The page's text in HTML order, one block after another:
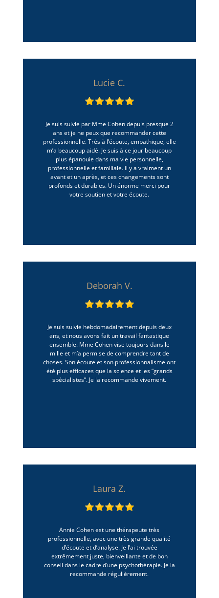
Lucie C.
Je suis suivie par Mme Cohen depuis presque 2
ans et je ne peux que recommander cette
professionnelle. Très à l’écoute, empathique, elle
m’a beaucoup aidé. Je suis à ce jour beaucoup
plus épanouie dans ma vie personnelle,
professionnelle et familiale. Il y a vraiment un
avant et un après, et ces changements sont
profonds et durables. Un énorme merci pour
votre soutien et votre écoute.
Deborah V.
Je suis suivie hebdomadairement depuis deux
ans, et nous avons fait un travail fantastique
ensemble. Mme Cohen vise toujours dans le
mille et m’a permise de comprendre tant de
choses. Son écoute et son professionnalisme ont
été plus efficaces que la science et les “grands
spécialistes”. Je la recommande vivement.
Laura Z.
Annie Cohen est une thérapeute très
professionnelle, avec une très grande qualité
d’écoute et d’analyse. Je l’ai trouvée
extrêmement juste, bienveillante et de bon
conseil dans le cadre d’une psychothérapie. Je la
recommande régulièrement.